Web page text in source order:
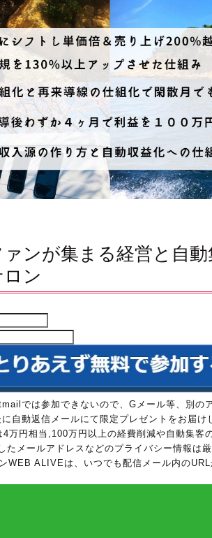
ァンが集まる経営と自
ン
では参加できないので、Gメール等、別の
自動返信メールにて限定プレゼントをお届け
万円相当,100万円以上の経費削減や自動集客
たメールアドレスなどのプライバシー情報は厳
WEB ALIVEは、いつでも配信メール内のURL